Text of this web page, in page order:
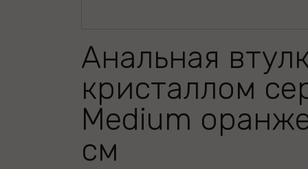
Анальная
кристаллом
Medium
см